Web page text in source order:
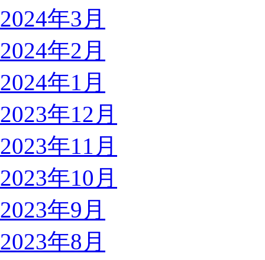
2024年3月
2024年2月
2024年1月
2023年12月
2023年11月
2023年10月
2023年9月
2023年8月